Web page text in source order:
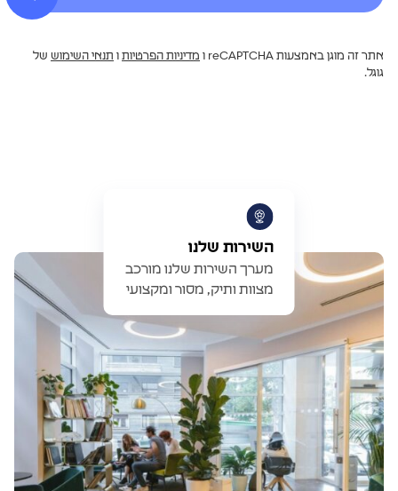
השירות שלנו
מערך השירות שלנו מורכב
מצוות ותיק, מסור ומקצועי
אתר זה מוגן באמצעות reCAPTCHA ו מדיניות הפרטיות ו תנאי השימוש של
גוגל.